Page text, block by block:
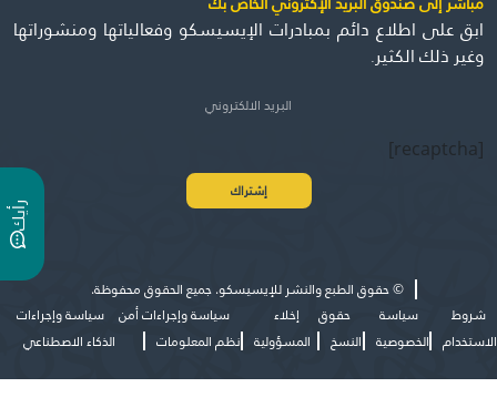
ر
أ
ي
ك
ابق على اطلاع دائم بمبادرات الإيسيسكو وفعالياتها ومنشوراتها
وغير ذلك الكثير.
[recaptcha]
©حقوق الطبع والنشر للإيسيسكو. جميع الحقوق محفوظة.
شروط
الاستخدام
سياسة
الخصوصية
حقوق
النسخ
إخلاء
المسؤولية
سياسة وإجراءات أمن
نظم المعلومات
سياسة وإجراءات
الذكاء الاصطناعي